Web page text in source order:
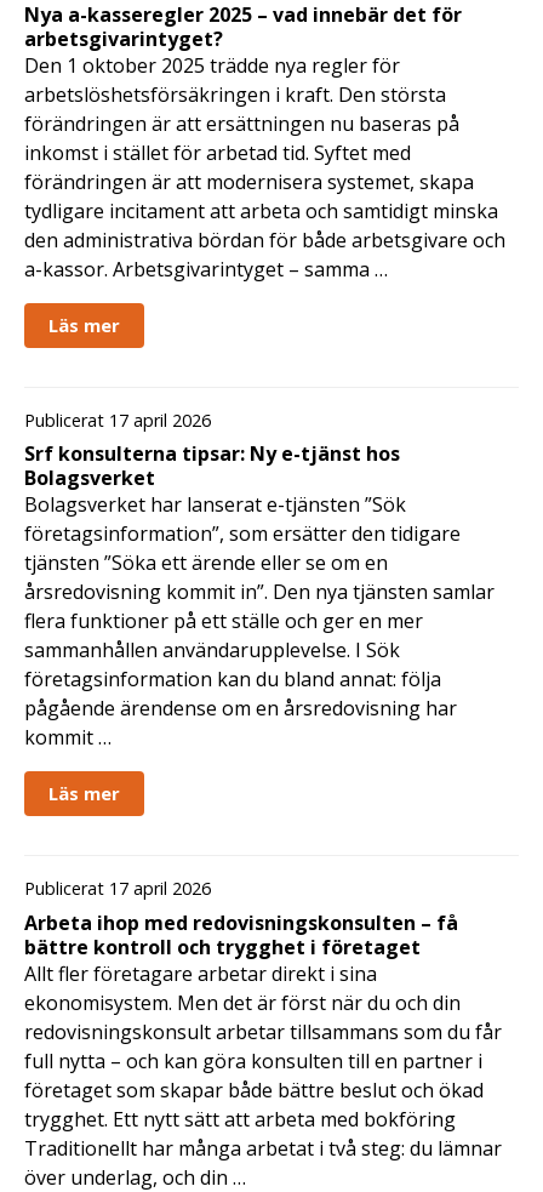
Nya a-kasseregler 2025 – vad innebär det för
arbetsgivarintyget?
Den 1 oktober 2025 trädde nya regler för
arbetslöshetsförsäkringen i kraft. Den största
förändringen är att ersättningen nu baseras på
inkomst i stället för arbetad tid. Syftet med
förändringen är att modernisera systemet, skapa
tydligare incitament att arbeta och samtidigt minska
den administrativa bördan för både arbetsgivare och
a-kassor. Arbetsgivarintyget – samma …
Läs mer
Publicerat 17 april 2026
Srf konsulterna tipsar: Ny e-tjänst hos
Bolagsverket
Bolagsverket har lanserat e-tjänsten ”Sök
företagsinformation”, som ersätter den tidigare
tjänsten ”Söka ett ärende eller se om en
årsredovisning kommit in”. Den nya tjänsten samlar
flera funktioner på ett ställe och ger en mer
sammanhållen användarupplevelse. I Sök
företagsinformation kan du bland annat: följa
pågående ärendense om en årsredovisning har
kommit …
Läs mer
Publicerat 17 april 2026
Arbeta ihop med redovisningskonsulten – få
bättre kontroll och trygghet i företaget
Allt fler företagare arbetar direkt i sina
ekonomisystem. Men det är först när du och din
redovisningskonsult arbetar tillsammans som du får
full nytta – och kan göra konsulten till en partner i
företaget som skapar både bättre beslut och ökad
trygghet. Ett nytt sätt att arbeta med bokföring
Traditionellt har många arbetat i två steg: du lämnar
över underlag, och din …